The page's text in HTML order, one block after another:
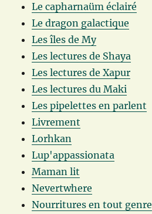
Le capharnaüm éclairé
Le dragon galactique
Les îles de My
Les lectures de Shaya
Les lectures de Xapur
Les lectures du Maki
Les pipelettes en parlent
Livrement
Lorhkan
Lup'appassionata
Maman lit
Nevertwhere
Nourritures en tout genre